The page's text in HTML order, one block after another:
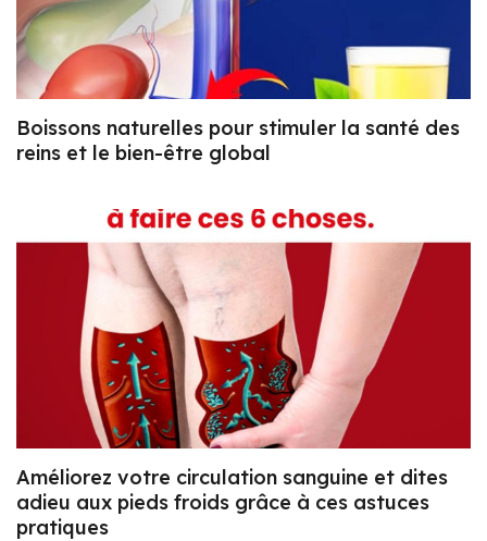
Boissons naturelles pour stimuler la santé des
reins et le bien-être global
Améliorez votre circulation sanguine et dites
adieu aux pieds froids grâce à ces astuces
pratiques